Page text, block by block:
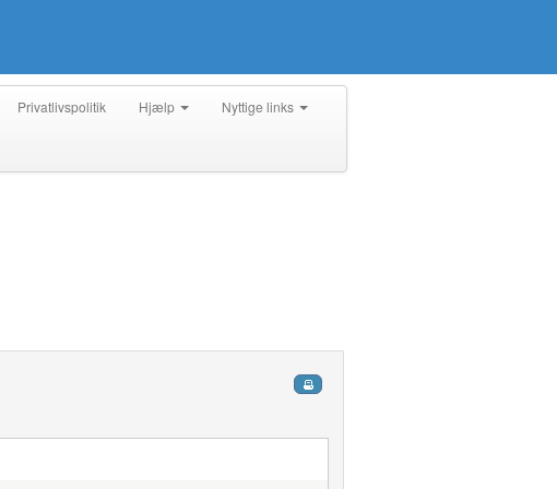
Privatlivspolitik Hjælp Nyttige links